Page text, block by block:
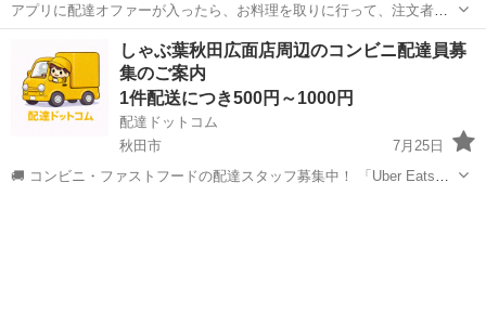
アプリに配達オファーが入ったら、お料理を取りに行って、注文者に
配達をするお仕事です。 現金の取り扱いは有りません。 勤務時間は11
時〜15時と17時~21時の計8時間 ・日給保証¥8000(10件まで)+インセン
ティブ...
配送 1件
しゃぶ葉秋田広面店周辺のコンビニ配達員募
集のご案内
1件配送につき500円～1000円
配達ドットコム
秋田市
7月25日
🚚 コンビニ・ファストフードの配達スタッフ募集中！ 「Uber Eats」